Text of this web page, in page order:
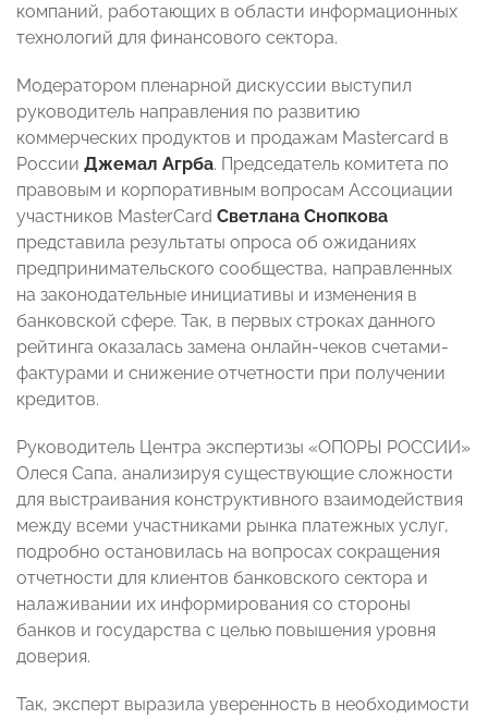
компаний, работающих в области информационных
технологий для финансового сектора.
Модератором пленарной дискуссии выступил
руководитель направления по развитию
коммерческих продуктов и продажам Mastercard в
России Джемал Агрба. Председатель комитета по
правовым и корпоративным вопросам Ассоциации
участников MasterCard Светлана Снопкова
представила результаты опроса об ожиданиях
предпринимательского сообщества, направленных
на законодательные инициативы и изменения в
банковской сфере. Так, в первых строках данного
рейтинга оказалась замена онлайн-чеков счетами-
фактурами и снижение отчетности при получении
кредитов.
Руководитель Центра экспертизы «ОПОРЫ РОССИИ»
Олеся Сапа, анализируя существующие сложности
для выстраивания конструктивного взаимодействия
между всеми участниками рынка платежных услуг,
подробно остановилась на вопросах сокращения
отчетности для клиентов банковского сектора и
налаживании их информирования со стороны
банков и государства с целью повышения уровня
доверия.
Так, эксперт выразила уверенность в необходимости